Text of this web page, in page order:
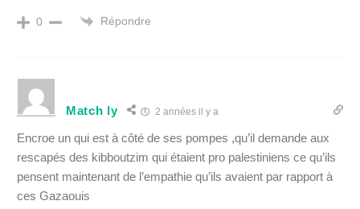
0 Répondre
Match ly 2 années il y a
Encroe un qui est à côté de ses pompes ,qu’il demande aux
rescapés des kibboutzim qui étaient pro palestiniens ce qu’ils
pensent maintenant de l’empathie qu’ils avaient par rapport à
ces Gazaouis